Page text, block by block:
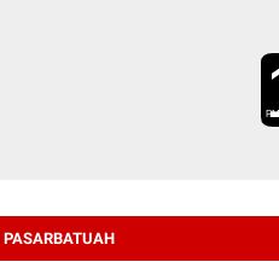
PASARBATUAH